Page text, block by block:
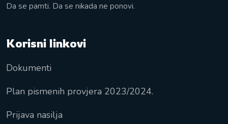
Da se pamti. Da se nikada ne ponovi.
Korisni linkovi
Dokumenti
Plan pismenih provjera 2023/2024.
Prijava nasilja